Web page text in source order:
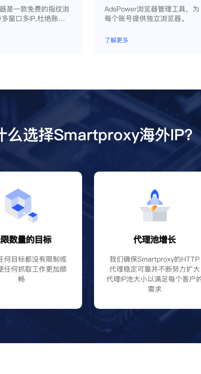
是一款免费的指纹浏
窗口多IP,杜绝账户
AdsPower浏览器管理工具，为
每个账号提供独立浏览器。
了解更多
么选择Smartproxy海外IP？
数量的目标
何目标都没有限制或
任何抓取工作更加顺
畅
代理池增长
我们确保Smartproxy的HTTP
代理稳定可靠并不断努力扩大
代理IP池大小以满足每个客户
需求